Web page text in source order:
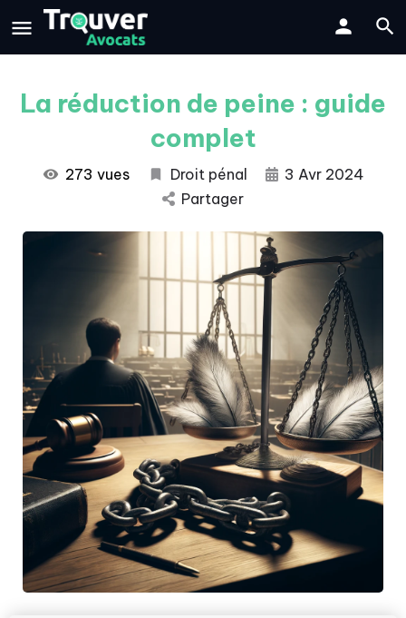
La réduction de peine : guide
complet
273 vues Droit pénal
3 Avr 2024
Partager